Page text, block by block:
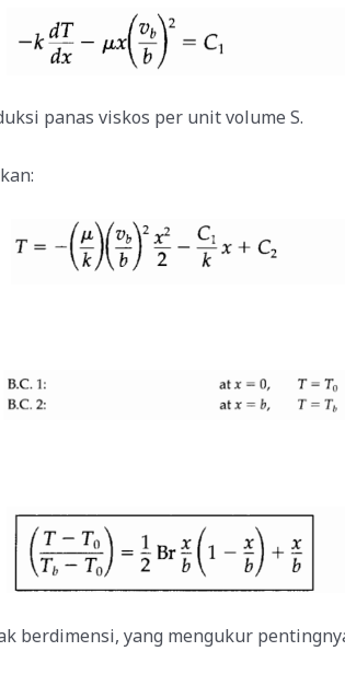
panas viskos per unit volume S.
berdimensi, yang mengukur